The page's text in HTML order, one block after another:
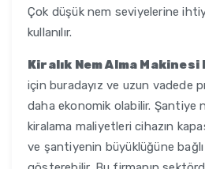
Çok düşük nem seviyelerine
kullanılır.
Kiralık Nem Alma
için buradayız ve uzun vadede
daha ekonomik olabilir. Şantiye
kiralama maliyetleri cihazın
ve şantiyenin büyüklüğüne